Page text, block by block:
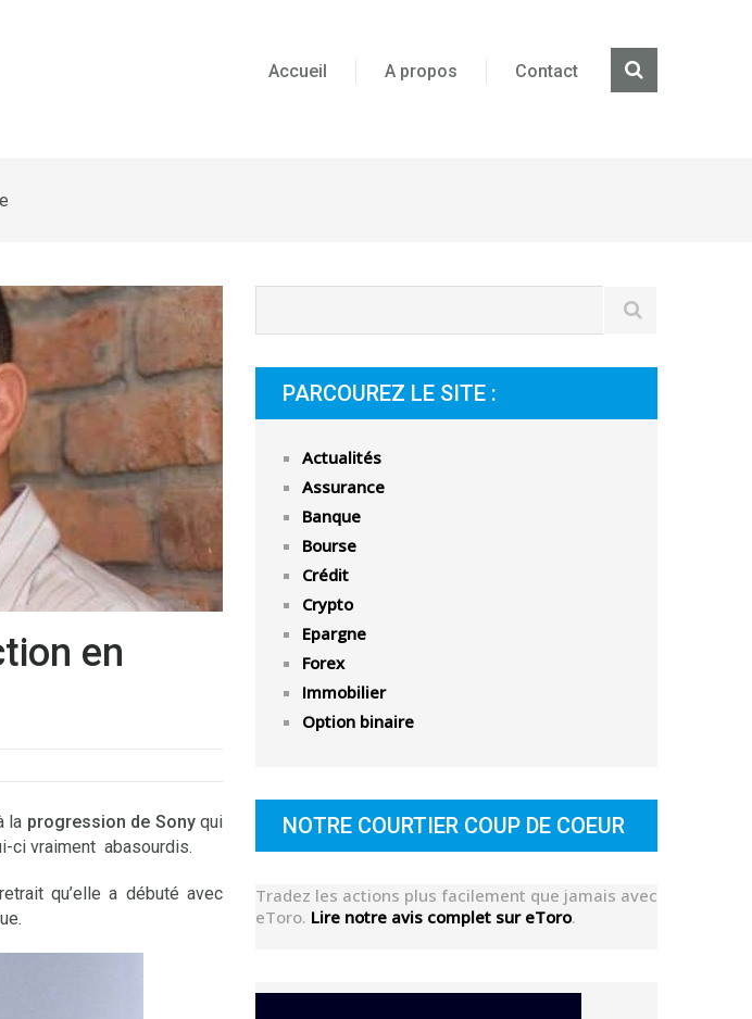
Accueil A propos Contact
en
la progression de Sonyqui
ci vraiment abasourdis.
qu’elle a débuté avec
PARCOUREZ LE SITE :
Actualités
Assurance
Banque
Bourse
Crédit
Crypto
Epargne
Forex
Immobilier
Option binaire
NOTRE COURTIER COUP DE COEUR
Tradez les actions plus facilement que jamais avec
eToro. Lire notre avis complet sur eToro.